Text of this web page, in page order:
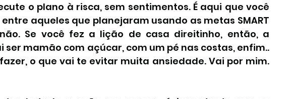
o plano à risca, sem sentimentos. É aqui que você
aqueles que planejaram usando as metas SMART
Se você fez a lição de casa direitinho, então, a
ser mamão com açúcar, com um pé nas costas, enfim..
o que vai te evitar muita ansiedade. Vai por mim.